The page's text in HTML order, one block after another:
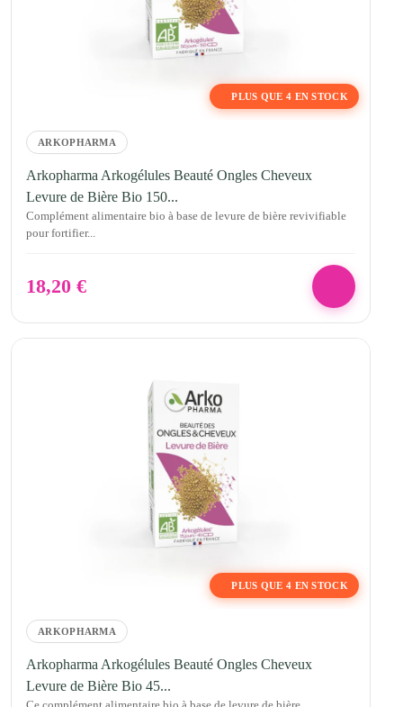
PLUS QUE 4 EN STOCK
ARKOPHARMA
Arkopharma Arkogélules Beauté Ongles Cheveux
Levure de Bière Bio 150...
Complément alimentaire bio à base de levure de bière revivifiable
pour fortifier...
18,20 €
PLUS QUE 4 EN STOCK
ARKOPHARMA
Arkopharma Arkogélules Beauté Ongles Cheveux
Levure de Bière Bio 45...